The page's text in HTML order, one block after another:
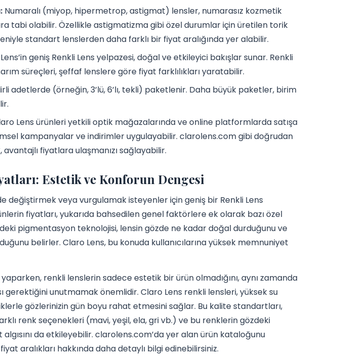
Numaralı (miyop, hipermetrop, astigmat) lensler, numarasız kozmetik
tabi olabilir. Özellikle astigmatizma gibi özel durumlar için üretilen torik
standart lenslerden daha farklı bir fiyat aralığında yer alabilir.
geniş Renkli Lens yelpazesi, doğal ve etkileyici bakışlar sunar. Renkli
süreçleri, şeffaf lenslere göre fiyat farklılıkları yaratabilir.
adetlerde (örneğin, 3’lü, 6’lı, tekli) paketlenir. Daha büyük paketler, birim
Lens ürünleri yetkili optik mağazalarında ve online platformlarda satışa
kampanyalar ve indirimler uygulayabilir. clarolens.com gibi doğrudan
fiyatlara ulaşmanızı sağlayabilir.
Estetik ve Konforun Dengesi
değiştirmek veya vurgulamak isteyenler için geniş bir Renkli Lens
fiyatları, yukarıda bahsedilen genel faktörlere ek olarak bazı özel
pigmentasyon teknolojisi, lensin gözde ne kadar doğal durduğunu ve
belirler. Claro Lens, bu konuda kullanıcılarına yüksek memnuniyet
yaparken, renkli lenslerin sadece estetik bir ürün olmadığını, aynı zamanda
gerektiğini unutmamak önemlidir. Claro Lens renkli lensleri, yüksek su
gözlerinizin gün boyu rahat etmesini sağlar. Bu kalite standartları,
renk seçenekleri (mavi, yeşil, ela, gri vb.) ve bu renklerin gözdeki
da etkileyebilir. clarolens.com’da yer alan ürün kataloğunu
aralıkları hakkında daha detaylı bilgi edinebilirsiniz.